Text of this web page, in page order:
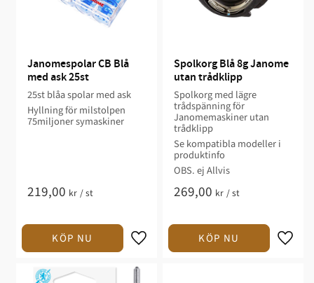
Janomespolar CB Blå
med ask 25st
25st blåa spolar med ask
Hyllning för milstolpen
75miljoner symaskiner
219,00 kr /st
Spolkorg Blå 8g Janome
utan trådklipp
Spolkorg med lägre
trådspänning för
Janomemaskiner utan
trådklipp
Se kompatibla modeller i
produktinfo
OBS. ej Allvis
269,00 kr /st